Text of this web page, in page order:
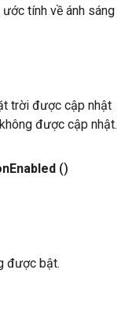
tính về ánh sáng
trời được cập nhật
được cập nhật.
Enabled ()
được bật.